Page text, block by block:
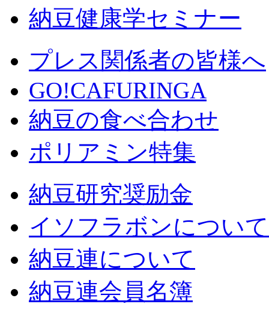
納豆健康学セミナー
プレス関係者の皆様へ
GO!CAFURINGA
納豆の食べ合わせ
ポリアミン特集
納豆研究奨励金
イソフラボンについて
納豆連について
納豆連会員名簿